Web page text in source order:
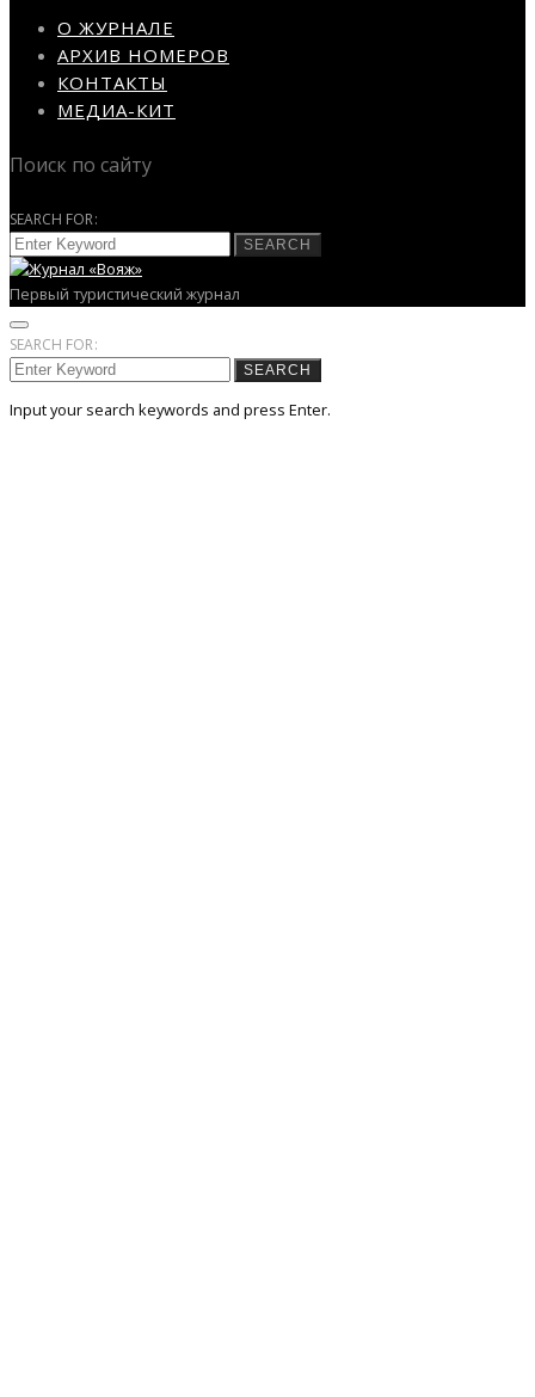
О ЖУРНАЛЕ
АРХИВ НОМЕРОВ
КОНТАКТЫ
МЕДИА-КИТ
Поиск по сайту
SEARCH FOR:
SEARCH
Первый туристический журнал
SEARCH FOR:
SEARCH
Input your search keywords and press Enter.